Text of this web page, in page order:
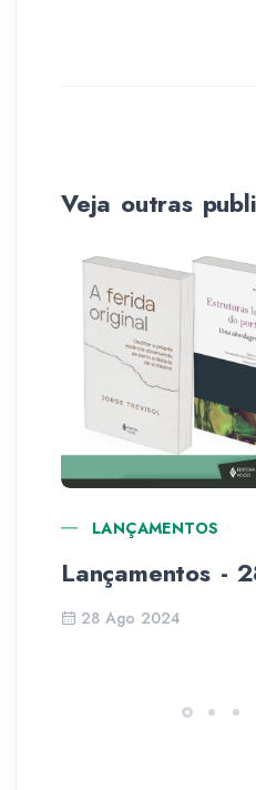
Veja outras
LANÇAMENTOS
Lançamentos -
28 Ago 2024